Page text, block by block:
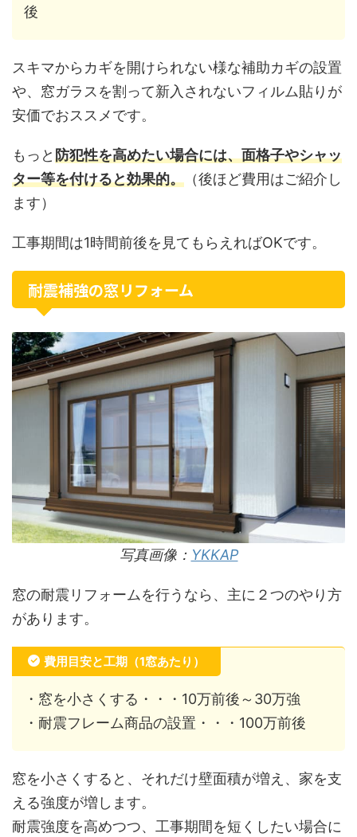
後
スキマからカギを開けられない様な補助カギの設置
や、窓ガラスを割って新入されないフィルム貼りが
安価でおススメです。
もっと防犯性を高めたい場合には、面格子やシャッ
ター等を付けると効果的。 （後ほど費用はご紹介し
ます）
工事期間は1時間前後を見てもらえればOKです。
耐震補強の窓リフォーム
写真画像： YKKAP
窓の耐震リフォームを行うなら、主に２つのやり方
があります。
費用目安と工期（1窓あたり）
・窓を小さくする・・・10万前後～30万強
・耐震フレーム商品の設置・・・100万前後
窓を小さくすると、それだけ壁面積が増え、家を支
える強度が増します。
耐震強度を高めつつ、工事期間を短くしたい場合に